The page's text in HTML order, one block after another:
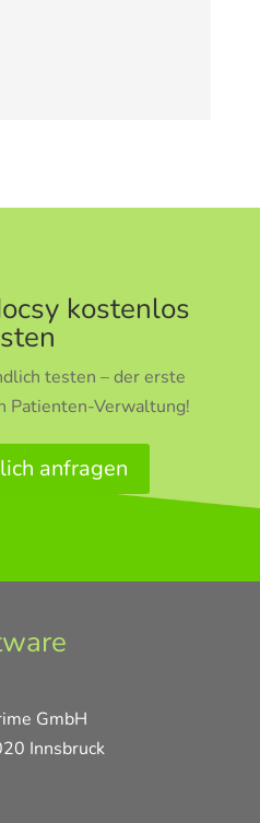
kostenlos
testen – der erste
Patienten-Verwaltung!
anfragen
GmbH
Innsbruck